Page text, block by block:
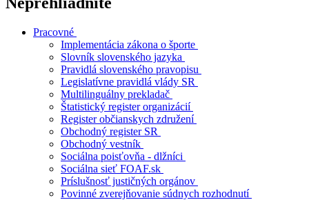
Pracovné
Implementácia zákona o športe
Slovník slovenského jazyka
Pravidlá slovenského pravopisu
Legislatívne pravidlá vlády SR
Multilinguálny prekladač
Štatistický register organizácií
Register občianskych združení
Obchodný register SR
Obchodný vestník
Sociálna poisťovňa - dlžníci
Sociálna sieť FOAF.sk
Príslušnosť justičných orgánov
Povinné zverejňovanie súdnych rozhodnutí